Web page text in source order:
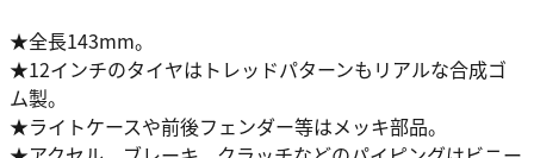
★全長143mm。
★12インチのタイヤはトレッドパターンもリアルな合成ゴ
ム製。
★ライトケースや前後フェンダー等はメッキ部品。